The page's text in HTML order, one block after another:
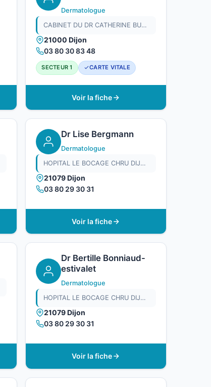
Dermatologue
CABINET DU DR CATHERINE BUFFET-SERIOT
21000 Dijon
03 80 30 83 48
SECTEUR 1 CARTE VITALE
Voir la fiche
Dr Lise Bergmann
Dermatologue
HOPITAL LE BOCAGE CHRU DIJON
21079 Dijon
03 80 29 30 31
Voir la fiche
Dr Bertille Bonniaud-
estivalet
Dermatologue
HOPITAL LE BOCAGE CHRU DIJON
21079 Dijon
03 80 29 30 31
Voir la fiche